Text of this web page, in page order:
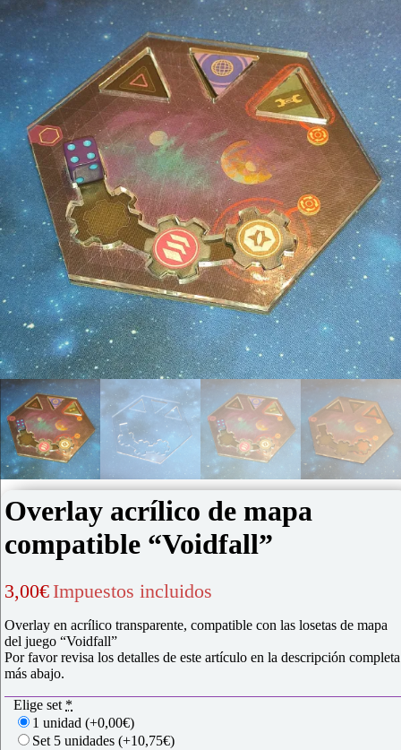
Overlay acrílico de mapa
compatible “Voidfall”
3,00€ Impuestos incluidos
Overlay en acrílico transparente, compatible con las losetas de mapa
del juego “Voidfall”
Por favor revisa los detalles de este artículo en la descripción completa
más abajo.
Elige set *
1 unidad (+0,00€)
Set 5 unidades (+10,75€)